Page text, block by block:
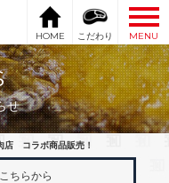
HOME こだわり MENU
せ
コラボ商品販売！
ちらから